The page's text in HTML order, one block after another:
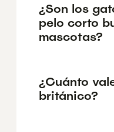
¿Son los
pelo corto
mascotas?
¿Cuánto
británico?